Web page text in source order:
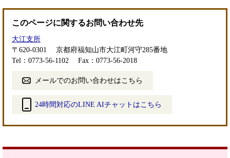
このページに関するお問い合わせ先
大江支所
〒620-0301
京都府福知山市大江町河守285番地
Tel：0773-56-1102
Fax：0773-56-2018
メールでのお問い合わせはこちら
24時間対応のLINE AIチャットはこちら
リ